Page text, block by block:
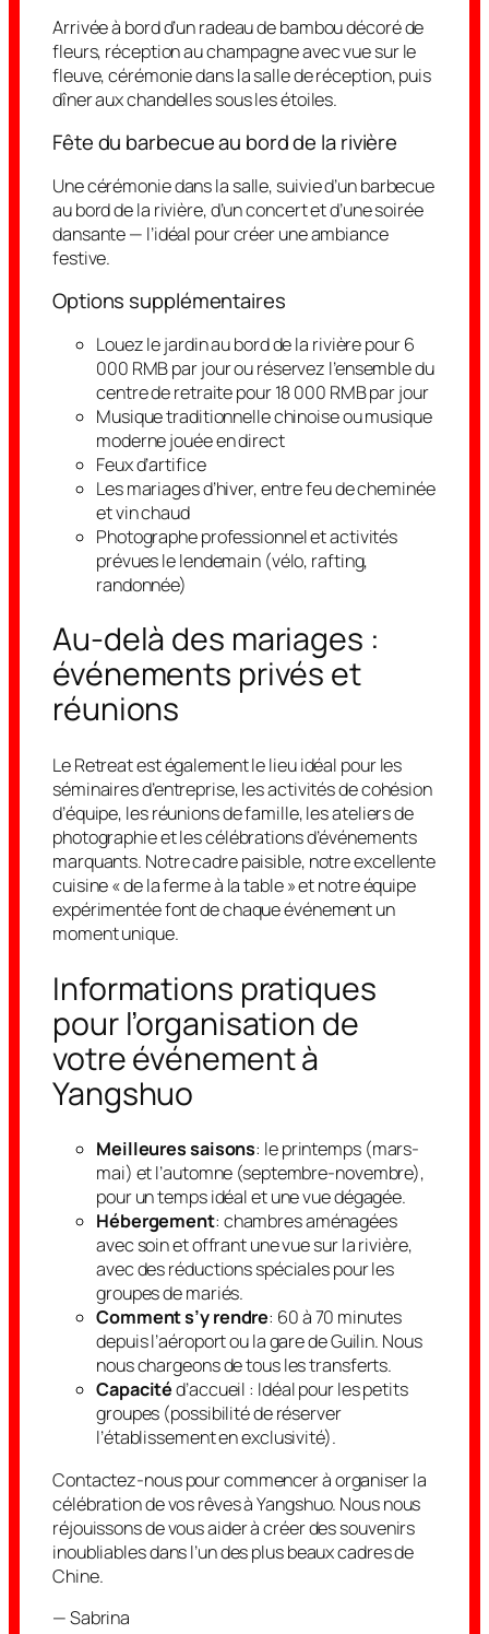
Arrivée à bord d’un radeau de bambou décoré de
fleurs, réception au champagne avec vue sur le
fleuve, cérémonie dans la salle de réception, puis
dîner aux chandelles sous les étoiles.
Fête du barbecue au bord de la rivière
Une cérémonie dans la salle, suivie d’un barbecue
au bord de la rivière, d’un concert et d’une soirée
dansante — l’idéal pour créer une ambiance
festive.
Options supplémentaires
Louez le jardin au bord de la rivière pour 6
000 RMB par jour ou réservez l’ensemble du
centre de retraite pour 18 000 RMB par jour
Musique traditionnelle chinoise ou musique
moderne jouée en direct
Feux d’artifice
Les mariages d’hiver, entre feu de cheminée
et vin chaud
Photographe professionnel et activités
prévues le lendemain (vélo, rafting,
randonnée)
Au-delà des mariages :
événements privés et
réunions
Le Retreat est également le lieu idéal pour les
séminaires d’entreprise, les activités de cohésion
d’équipe, les réunions de famille, les ateliers de
photographie et les célébrations d’événements
marquants. Notre cadre paisible, notre excellente
cuisine « de la ferme à la table » et notre équipe
expérimentée font de chaque événement un
moment unique.
Informations pratiques
pour l’organisation de
votre événement à
Yangshuo
Meilleures saisons: le printemps (mars-
mai) et l’automne (septembre-novembre),
pour un temps idéal et une vue dégagée.
Hébergement: chambres aménagées
avec soin et offrant une vue sur la rivière,
avec des réductions spéciales pour les
groupes de mariés.
Comment s’y rendre: 60 à 70 minutes
depuis l’aéroport ou la gare de Guilin. Nous
nous chargeons de tous les transferts.
Capacitéd’accueil : Idéal pour les petits
groupes (possibilité de réserver
l’établissement en exclusivité).
Contactez-nous pour commencer à organiser la
célébration de vos rêves à Yangshuo. Nous nous
réjouissons de vous aider à créer des souvenirs
inoubliables dans l’un des plus beaux cadres de
Chine.
— Sabrina